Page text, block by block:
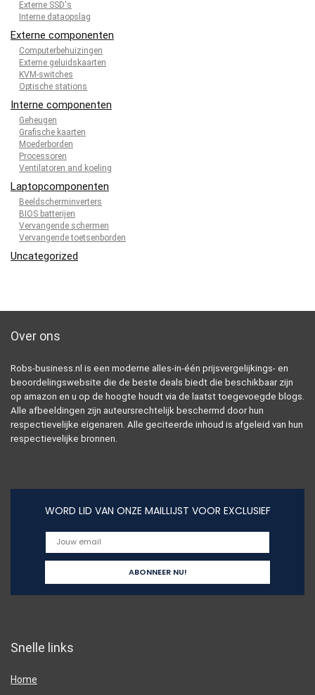
Externe SSD's
Interne dataopslag
Externe componenten
Computerbehuizingen
Externe geluidskaarten
KVM-switches
Optische stations
Interne componenten
Geheugen
Grafische kaarten
Moederborden
Processoren
Ventilatoren and koeling
Laptopcomponenten
Beeldscherminverters
BIOS batterijen
Vervangende schermen
Vervangende toetsenborden
Uncategorized
Over ons
Robs-business.nl is een moderne alles-in-één prijsvergelijkings- en
beoordelingswebsite die de beste deals biedt die beschikbaar zijn
op amazon en u op de hoogte houdt via de laatst toegevoegde blogs.
Alle afbeeldingen zijn auteursrechtelijk beschermd door hun
respectievelijke eigenaren. Alle geciteerde inhoud is afgeleid van hun
respectievelijke bronnen.
WORD LID VAN ONZE MAILLIJST VOOR EXCLUSIEF
Snelle links
Home